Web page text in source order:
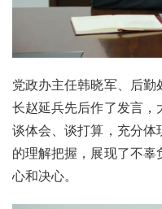
党政办主任韩晓军、后勤
长赵延兵先后作了发言，
谈体会、谈打算，充分体
的理解把握，展现了不
心和决心。